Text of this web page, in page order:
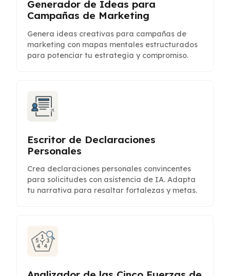
Generador de Ideas para
Campañas de Marketing
Genera ideas creativas para campañas de
marketing con mapas mentales estructurados
para potenciar tu estrategia y compromiso.
Escritor de Declaraciones
Personales
Crea declaraciones personales convincentes
para solicitudes con asistencia de IA. Adapta
tu narrativa para resaltar fortalezas y metas.